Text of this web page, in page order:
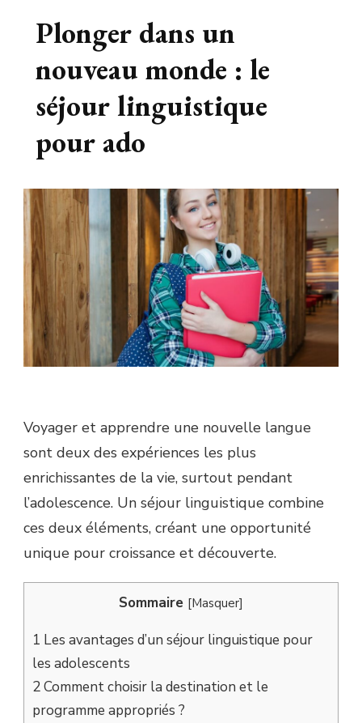
Plonger dans un
nouveau monde : le
séjour linguistique
pour ado
Voyager et apprendre une nouvelle langue
sont deux des expériences les plus
enrichissantes de la vie, surtout pendant
l’adolescence. Un séjour linguistique combine
ces deux éléments, créant une opportunité
unique pour croissance et découverte.
Sommaire [Masquer]
1 Les avantages d’un séjour linguistique pour
les adolescents
2Comment choisir la destination et le
programme appropriés ?